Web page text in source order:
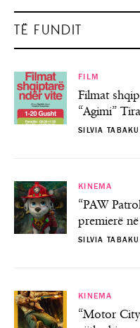
TË FUNDIT
FILM
Filmat
“Agimi”
SILVIA TABAKU
KINEMA
“PAW
premierë
SILVIA TABAKU
KINEMA
“Motor